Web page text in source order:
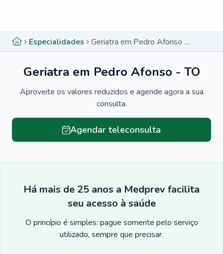
Especialidades Geriatra em Pedro Afonso - TO
Geriatra em Pedro Afonso - TO
Aproveite os valores reduzidos e agende agora a sua
consulta.
Agendar teleconsulta
Há mais de 25 anos a Medprev facilita
seu acesso à saúde
O princípio é simples: pague somente pelo serviço
utilizado, sempre que precisar.